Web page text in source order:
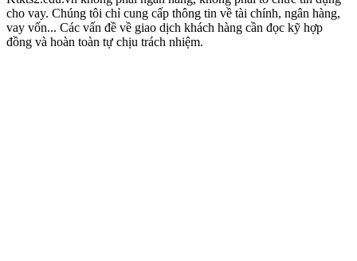
cho vay. Chúng tôi chỉ cung cấp thông tin về tài chính, ngân hàng,
vay vốn... Các vấn đề về giao dịch khách hàng cần đọc kỹ hợp
đồng và hoàn toàn tự chịu trách nhiệm.